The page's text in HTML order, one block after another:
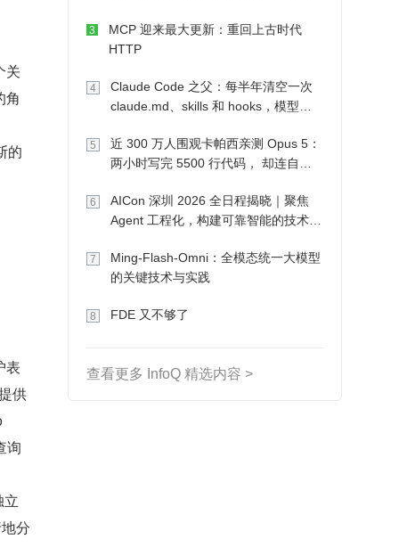
关
角
的
表
供
询
分
3
MCP 迎来最大更新：重回上古时代
HTTP
4
Claude Code 之父：每半年清空一次
claude.md、skills 和 hooks，模型自
5
近 300 万人围观卡帕西亲测 Opus 5：
两小时写完 5500 行代码， 却连自己
6
AICon 深圳 2026 全日程揭晓｜聚焦
Agent 工程化，构建可靠智能的技术路
7
Ming-Flash-Omni：全模态统一大模型
的关键技术与实践
8 FDE 又不够了
查看更多 InfoQ 精选内容 >